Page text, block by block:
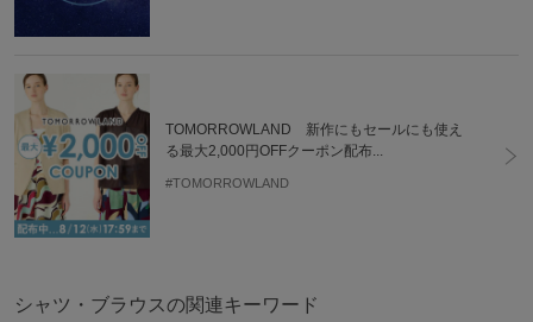
TOMORROWLAND 新作にもセールにも使え
る最大2,000円OFFクーポン配布...
#TOMORROWLAND
シャツ・ブラウスの関連キーワード